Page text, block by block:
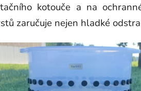
kotouče a na
zaručuje nejen hladké